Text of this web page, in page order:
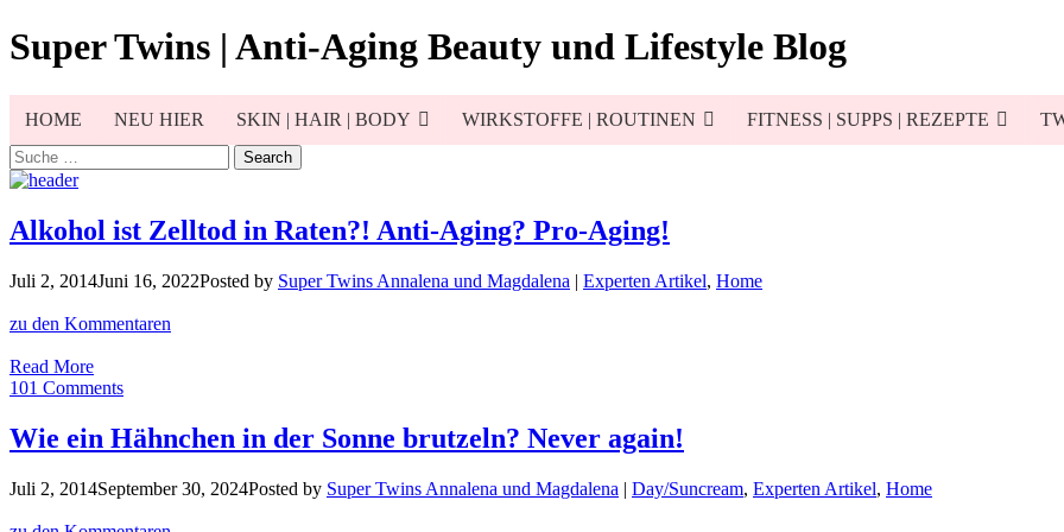
Skip
to
Super Twins | Anti-Aging Beauty und Lifestyle Blog
HOME NEU HIER SKIN | HAIR | BODY WIRKSTOFFE | ROUTINEN FITNESS | SUPPS | REZEPTE
Search
for:
Alkohol ist Zelltod in Raten?! Anti-Aging? Pro-Aging!
Juli 2, 2014Juni 16, 2022Posted by Super Twins Annalena und Magdalena | Experten Artikel, Home
zu den Kommentaren
Read MoreAlkohol
ist
Raten?!
Aging?
101 Comments
Wie ein Hähnchen in der Sonne brutzeln? Never again!
Juli 2, 2014September 30, 2024Posted by Super Twins Annalena und Magdalena | Day/Suncream, Experten Artikel, Home